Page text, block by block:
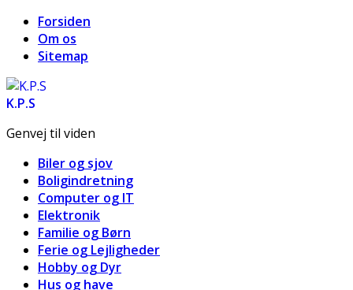
Forsiden
Om os
Sitemap
K.P.S
Genvej til viden
Biler og sjov
Boligindretning
Computer og IT
Elektronik
Familie og Børn
Ferie og Lejligheder
Hobby og Dyr
Hus og have